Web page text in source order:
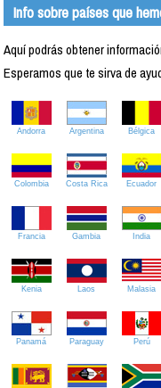
Info sobre países que
Aquí podrás obtener
Esperamos que te sirva de
Andorra Argentina Bélgica
Colombia Costa Rica Ecuador
Francia Gambia India
Kenia Laos Malasia
Panamá Paraguay Perú